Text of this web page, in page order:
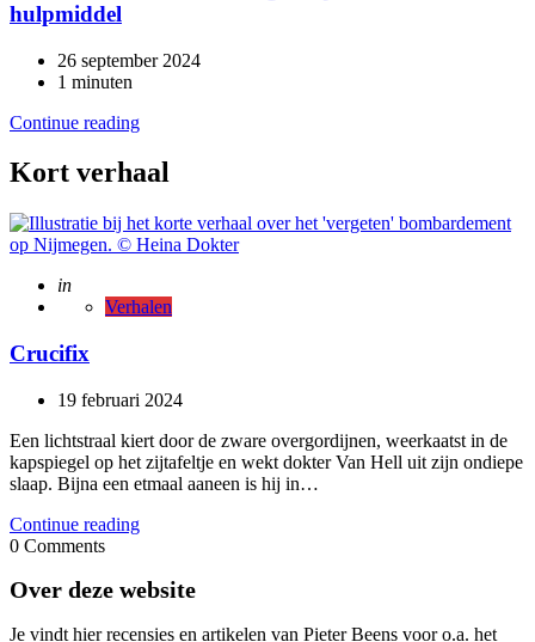
hulpmiddel
26 september 2024
1 minuten
Continue reading
Kort verhaal
Posted
in
Verhalen
Crucifix
19 februari 2024
Een lichtstraal kiert door de zware overgordijnen, weerkaatst in de
kapspiegel op het zijtafeltje en wekt dokter Van Hell uit zijn ondiepe
slaap. Bijna een etmaal aaneen is hij in…
Continue reading
0 Comments
Over deze website
Je vindt hier recensies en artikelen van Pieter Beens voor o.a. het